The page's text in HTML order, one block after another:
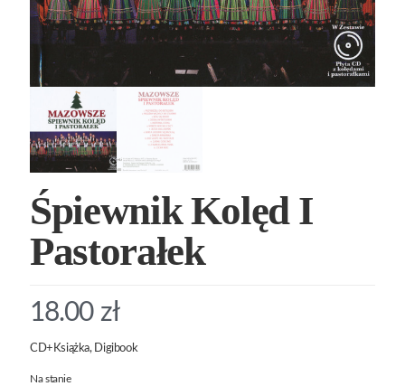
Śpiewnik Kolęd I
Pastorałek
18.00 zł
CD+Książka, Digibook
Na stanie